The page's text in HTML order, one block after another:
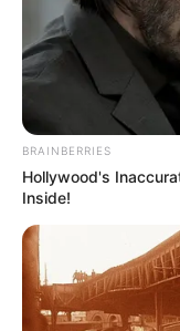
BRAINBERRIES
Hollywood's
Inside!